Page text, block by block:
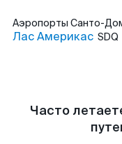
Аэропорты Санто-
Лас Америкас SDQ
Часто